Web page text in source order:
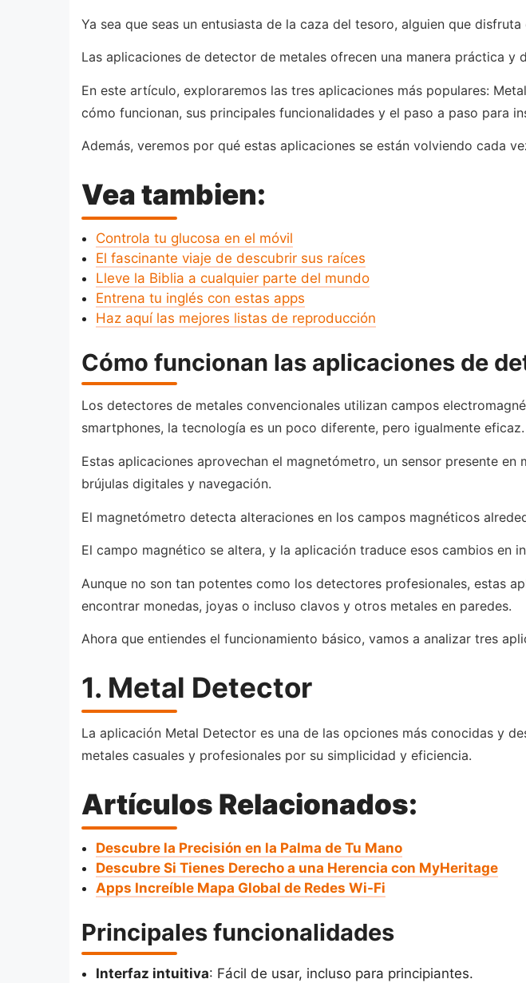
Ya sea que seas un entusiasta de la caza del tesoro, alguien que
Las aplicaciones de detector de metales ofrecen una manera práctica
En este artículo, exploraremos las tres aplicaciones más populares:
cómo funcionan, sus principales funcionalidades y el paso a paso para
Además, veremos por qué estas aplicaciones se están volviendo cada
Vea tambien:
Controla tu glucosa en el móvil
El fascinante viaje de descubrir sus raíces
Lleve la Biblia a cualquier parte del mundo
Entrena tu inglés con estas apps
Haz aquí las mejores listas de reproducción
Cómo funcionan las aplicaciones de
Los detectores de metales convencionales utilizan campos
smartphones, la tecnología es un poco diferente, pero igualmente eficaz.
Estas aplicaciones aprovechan el magnetómetro, un sensor presente
brújulas digitales y navegación.
El magnetómetro detecta alteraciones en los campos magnéticos
El campo magnético se altera, y la aplicación traduce esos cambios en
Aunque no son tan potentes como los detectores profesionales, estas
encontrar monedas, joyas o incluso clavos y otros metales en paredes.
Ahora que entiendes el funcionamiento básico, vamos a analizar tres
1. Metal Detector
La aplicación Metal Detector es una de las opciones más conocidas y
metales casuales y profesionales por su simplicidad y eficiencia.
Artículos Relacionados:
Descubre la Precisión en la Palma de Tu Mano
Descubre Si Tienes Derecho a una Herencia con MyHeritage
Apps Increíble Mapa Global de Redes Wi-Fi
Principales funcionalidades
Interfaz intuitiva: Fácil de usar, incluso para principiantes.